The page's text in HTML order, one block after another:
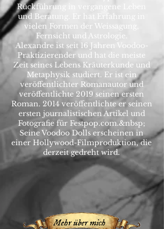
Rückführung in vergangene Leben
und Beratung. Er hat Erfahrung in
vielen Formen der Weissagung,
Fernsicht und Astrologie.
Alexandre ist seit 16 Jahren Voodoo-
Praktizierender und hat die meiste
Zeit seines Lebens Kräuterkunde und
Metaphysik studiert. Er ist ein
veröffentlichter Romanautor und
veröffentlichte 2019 seinen ersten
Roman. 2014 veröffentlichte er seinen
ersten journalistischen Artikel und
Fotografie für Festpop.com.&nbsp;
Seine Voodoo Dolls erscheinen in
einer Hollywood-Filmproduktion, die
derzeit gedreht wird.
Mehr über mich